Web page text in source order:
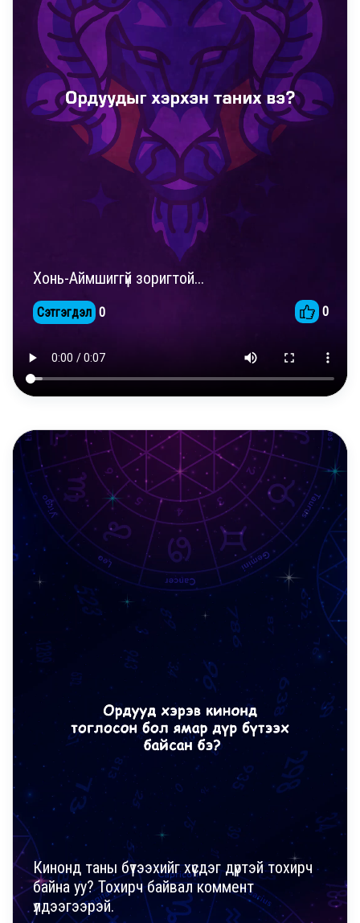
Хонь-Аймшиггүй зоригтой...
Сэтгэгдэл 0 0
DAILY REELS
Кинонд таны бүтээхийг хүсдэг дүртэй тохирч
байна уу? Тохирч байвал коммент
үлдээгээрэй.